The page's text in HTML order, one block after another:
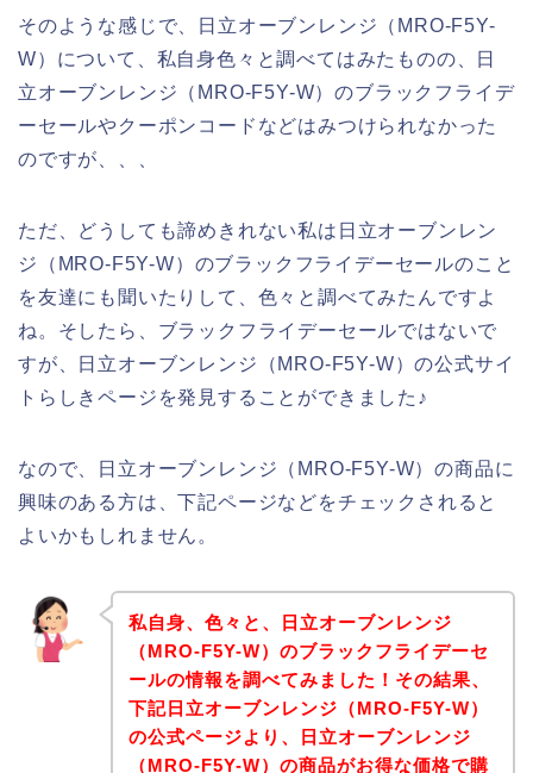
そのような感じで、日立オーブンレンジ（MRO-F5Y-
W）について、私自身色々と調べてはみたものの、日
立オーブンレンジ（MRO-F5Y-W）のブラックフライデ
ーセールやクーポンコードなどはみつけられなかった
のですが、、、
ただ、どうしても諦めきれない私は日立オーブンレン
ジ（MRO-F5Y-W）のブラックフライデーセールのこと
を友達にも聞いたりして、色々と調べてみたんですよ
ね。そしたら、ブラックフライデーセールではないで
すが、日立オーブンレンジ（MRO-F5Y-W）の公式サイ
トらしきページを発見することができました♪
なので、日立オーブンレンジ（MRO-F5Y-W）の商品に
興味のある方は、下記ページなどをチェックされると
よいかもしれません。
私自身、色々と、日立オーブンレンジ
（MRO-F5Y-W）のブラックフライデーセ
ールの情報を調べてみました！その結果、
下記日立オーブンレンジ（MRO-F5Y-W）
の公式ページより、日立オーブンレンジ
（MRO-F5Y-W）の商品がお得な価格で購